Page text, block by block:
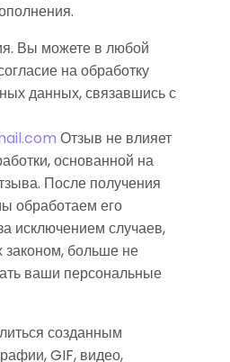
Вы можете в любой
на обработку
данных, связавшись с
Отзыв не влияет
основанной на
После получения
обработаем его
исключением случаев,
больше не
ваши персональные
созданным
GIF, видео,